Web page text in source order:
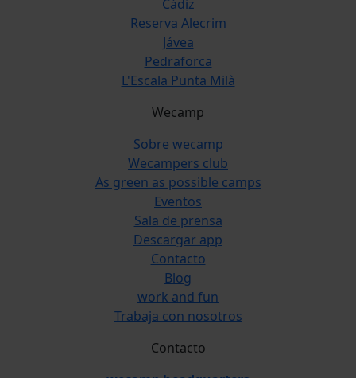
Cádiz
Reserva Alecrim
Jávea
Pedraforca
L'Escala Punta Milà
Wecamp
Sobre wecamp
Wecampers club
As green as possible camps
Eventos
Sala de prensa
Descargar app
Contacto
Blog
work and fun
Trabaja con nosotros
Contacto